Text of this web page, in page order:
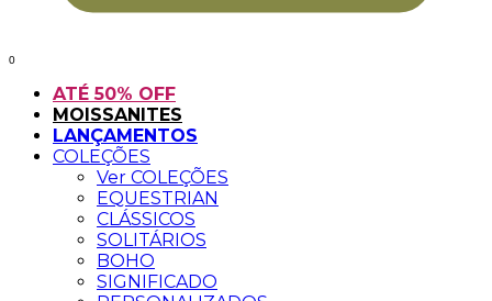
0
ATÉ 50% OFF
MOISSANITES
LANÇAMENTOS
COLEÇÕES
Ver COLEÇÕES
EQUESTRIAN
CLÁSSICOS
SOLITÁRIOS
BOHO
SIGNIFICADO